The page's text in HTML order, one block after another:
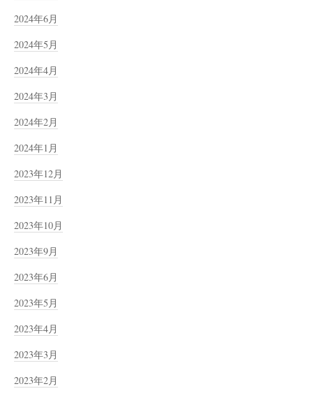
2024年6月
2024年5月
2024年4月
2024年3月
2024年2月
2024年1月
2023年12月
2023年11月
2023年10月
2023年9月
2023年6月
2023年5月
2023年4月
2023年3月
2023年2月